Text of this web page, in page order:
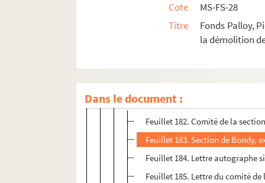
Cote
MS-FS-28
Titre
Fonds Palloy,
la démolition
Dans le document :
16. Mauconseil (puis Bon Conseil)
18. Lombards
22. Bondy
Feuillet 182. Comité de la
Feuillet 183. Section de Bondy,
Feuillet 184. Lettre autographe
Feuillet 185. Lettre du comité